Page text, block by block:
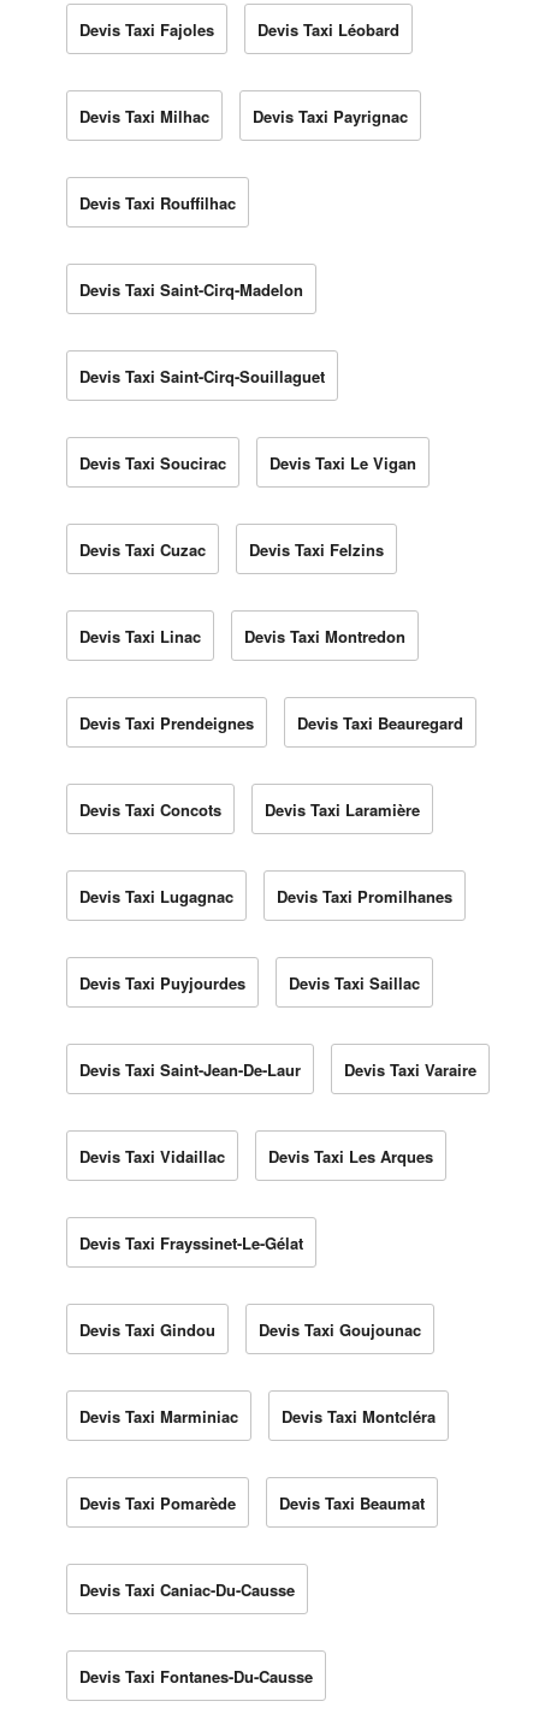
Devis Taxi Fajoles Devis Taxi Léobard
Devis Taxi Milhac Devis Taxi Payrignac
Devis Taxi Rouffilhac
Devis Taxi Saint-Cirq-Madelon
Devis Taxi Saint-Cirq-Souillaguet
Devis Taxi Soucirac Devis Taxi Le Vigan
Devis Taxi Cuzac Devis Taxi Felzins
Devis Taxi Linac Devis Taxi Montredon
Devis Taxi Prendeignes Devis Taxi Beauregard
Devis Taxi Concots Devis Taxi Laramière
Devis Taxi Lugagnac Devis Taxi Promilhanes
Devis Taxi Puyjourdes Devis Taxi Saillac
Devis Taxi Saint-Jean-De-Laur Devis Taxi Varaire
Devis Taxi Vidaillac Devis Taxi Les Arques
Devis Taxi Frayssinet-Le-Gélat
Devis Taxi Gindou Devis Taxi Goujounac
Devis Taxi Marminiac Devis Taxi Montcléra
Devis Taxi Pomarède Devis Taxi Beaumat
Devis Taxi Caniac-Du-Causse
Devis Taxi Fontanes-Du-Causse